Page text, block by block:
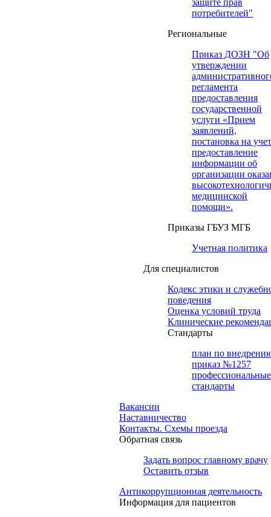
защите прав
потребителей"
Региональные
Приказ ДОЗН "Об
утверждении
регламента
предоставления
государственной
услуги «Прием
заявлений,
постановка на
предоставление
информации об
организации
медицинской
помощи».
Приказы ГБУЗ МГБ
Учетная политика
Для специалистов
Кодекс этики и
поведения
Оценка условий труда
Клинические
Cтандарты
план по
приказ №1257
профессиональные
стандарты
Вакансии
Наставничество
Контакты. Схемы проезда
Обратная связь
Задать вопрос главному врачу
Оставить отзыв
Антикоррупционная деятельность
Информация для пациентов